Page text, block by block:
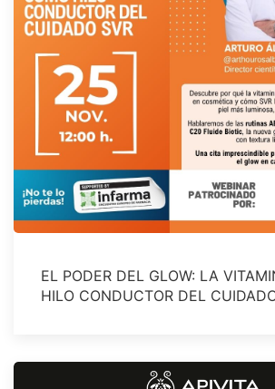
EL PODER DEL GLOW: LA
HILO CONDUCTOR DEL